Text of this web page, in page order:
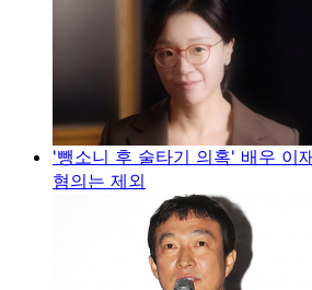
'뺑소니 후 술타기 의혹' 배우 이
혐의는 제외